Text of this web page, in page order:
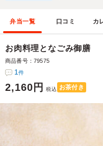
弁当一覧 口コミ カ
お肉料理となごみ御膳
商品番号：79575
1件
2,160円 税込 お茶付き